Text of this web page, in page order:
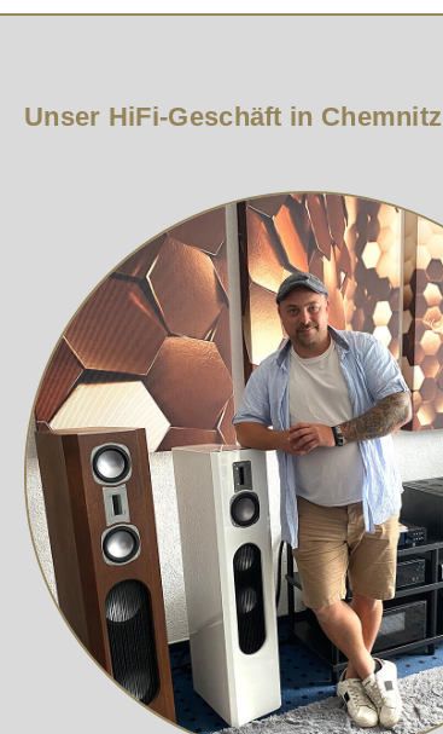
Unser HiFi-Geschäft in Chemnitz